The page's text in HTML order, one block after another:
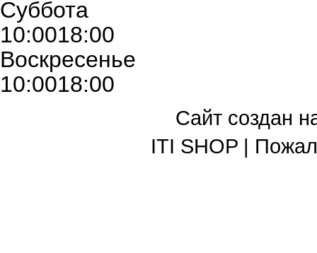
Суббота
10:0018:00
Воскресенье
10:0018:00
Сайт создан
ITI SHOP |